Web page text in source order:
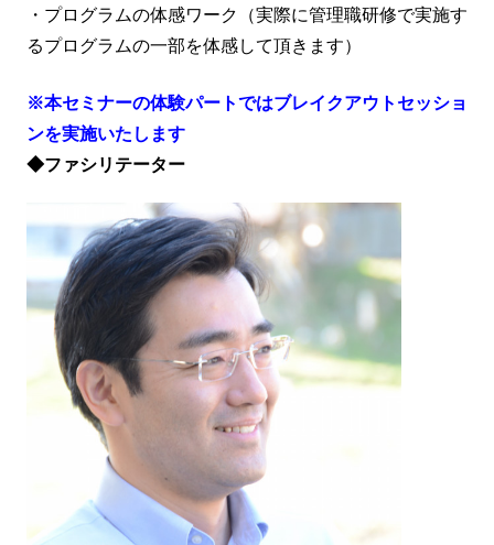
・プログラムの体感ワーク（実際に管理職研修で実施す
るプログラムの一部を体感して頂きます）
※本セミナーの体験パートではブレイクアウトセッショ
ンを実施いたします
◆ファシリテーター